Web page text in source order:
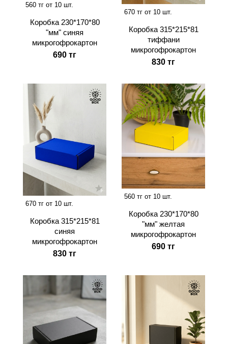
560 тг от 10 шт.
Коробка 230*170*80
"мм" синяя
микрогофрокартон
690 тг
670 тг от 10 шт.
Коробка 315*215*81
тиффани
микрогофрокартон
830 тг
670 тг от 10 шт.
Коробка 315*215*81
синяя
микрогофрокартон
830 тг
560 тг от 10 шт.
Коробка 230*170*80
"мм" желтая
микрогофрокартон
690 тг